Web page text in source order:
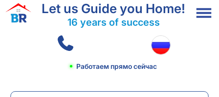
Let us Guide you Home!
16 years of success
Работаем прямо сейчас